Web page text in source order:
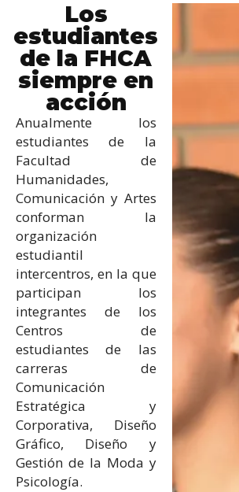
Los
estudiantes
de la FHCA
siempre en
acción
Anualmente los
estudiantes de la
Facultad de
Humanidades,
Comunicación y Artes
conforman la
organización
estudiantil
intercentros, en la que
participan los
integrantes de los
Centros de
estudiantes de las
carreras de
Comunicación
Estratégica y
Corporativa, Diseño
Gráfico, Diseño y
Gestión de la Moda y
Psicología.